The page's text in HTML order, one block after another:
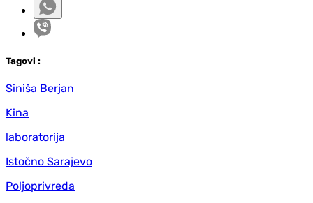
Tagovi :
Siniša Berjan
Kina
laboratorija
Istočno Sarajevo
Poljoprivreda